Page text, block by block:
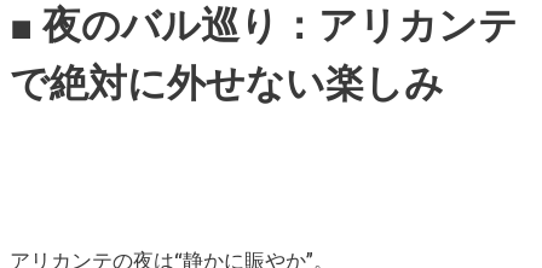
■ 夜のバル巡り：アリカンテ
で絶対に外せない楽しみ
アリカンテの夜は“静かに賑やか”。